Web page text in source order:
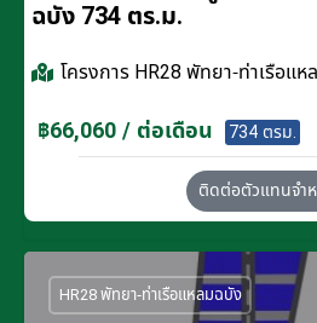
ฉบัง 734 ตร.ม.
โครงการ HR28 พัทยา-ท่าเรือแ
฿66,060 / ต่อเดือน 734 ตรม.
ติดต่อตัวแทนจำ
HR28 พัทยา-ท่าเรือแหลมฉบัง